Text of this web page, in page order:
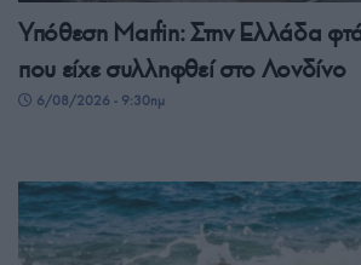
Υπόθεση Μarfin: Στην Ελλάδα
που είχε συλληφθεί στο Λονδίνο
6/08/2026 - 9:30πμ